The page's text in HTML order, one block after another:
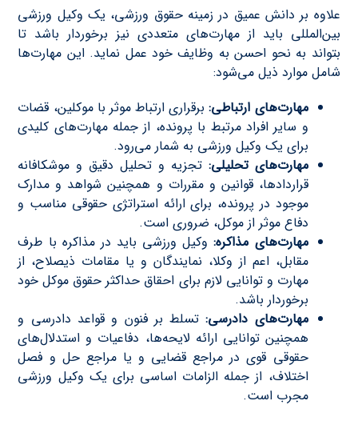
علاوه بر دانش عمیق در زمینه حقوق ورزشی، یک وکیل ورزشی
بین‌المللی باید از مهارت‌های متعددی نیز برخوردار باشد تا
بتواند به نحو احسن به وظایف خود عمل نماید. این مهارت‌ها
شامل موارد ذیل می‌شود:
مهارت‌های ارتباطی:برقراری ارتباط موثر با موکلین، قضات
و سایر افراد مرتبط با پرونده، از جمله مهارت‌های کلیدی
برای یک وکیل ورزشی به شمار می‌رود.
مهارت‌های تحلیلی: تجزیه و تحلیل دقیق و موشکافانه
قراردادها، قوانین و مقررات و همچنین شواهد و مدارک
موجود در پرونده، برای ارائه استراتژی حقوقی مناسب و
دفاع موثر از موکل، ضروری است.
مهارت‌های مذاکره:وکیل ورزشی باید در مذاکره با طرف
مقابل، اعم از وکلا، نمایندگان و یا مقامات ذیصلاح، از
مهارت و توانایی لازم برای احقاق حداکثر حقوق موکل خود
برخوردار باشد.
مهارت‌های دادرسی:تسلط بر فنون و قواعد دادرسی و
همچنین توانایی ارائه لایحه‌ها، دفاعیات و استدلال‌های
حقوقی قوی در مراجع قضایی و یا مراجع حل و فصل
اختلاف، از جمله الزامات اساسی برای یک وکیل ورزشی
مجرب است.